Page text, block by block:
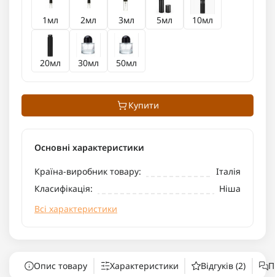
1мл 2мл 3мл 5мл 10мл
20мл 30мл 50мл
Купити
Основні характеристики
Країна-виробник товару:
Італія
Класифікація:
Ніша
Всі характеристики
Опис товару Характеристики Відгуків (2)